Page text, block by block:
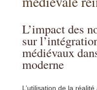
L’impact des
sur
médiévaux
moderne
L’utilisation de la